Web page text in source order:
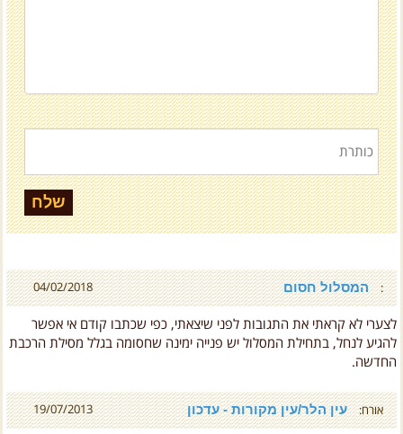
04/02/2018 : המסלול חסום
לצערי לא קראתי את התגובות לפני שיצאתי, כפי שכתבו קודם אי אפשר
להגיע לנחל, בתחילת המסלול יש פנייה ימינה שחסומה בגלל מסילת הרכבת
החדשה.
19/07/2013 אורח: עין הלר/עין מקורות - עדכון